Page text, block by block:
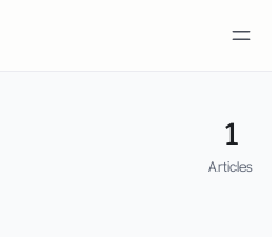
1
Articles